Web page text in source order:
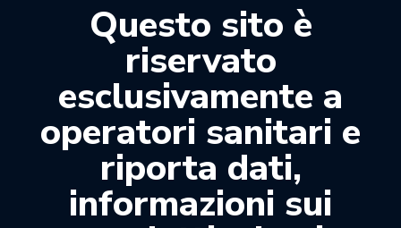
Oral Tips Gialli.
Confezione: 48pz.
Prodotti correlati
-45%
Questo sito è
riservato
esclusivamente a
operatori sanitari e
riporta dati,
informazioni sui